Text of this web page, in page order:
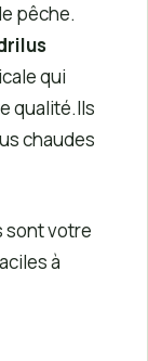
pêche.
qui
qualité.Ils
chaudes
sont votre
à